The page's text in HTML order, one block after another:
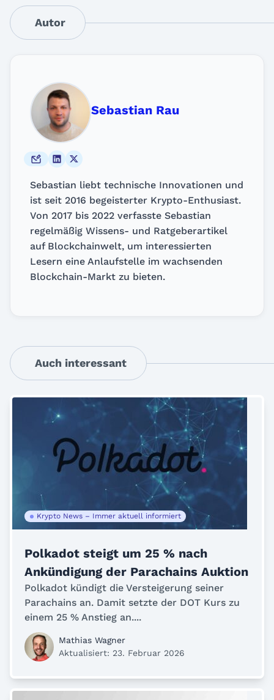
Autor
Sebastian Rau
Sebastian liebt technische Innovationen und
ist seit 2016 begeisterter Krypto-Enthusiast.
Von 2017 bis 2022 verfasste Sebastian
regelmäßig Wissens- und Ratgeberartikel
auf Blockchainwelt, um interessierten
Lesern eine Anlaufstelle im wachsenden
Blockchain-Markt zu bieten.
Auch interessant
Krypto News – Immer aktuell informiert
Polkadot steigt um 25 % nach
Ankündigung der Parachains Auktion
Polkadot kündigt die Versteigerung seiner
Parachains an. Damit setzte der DOT Kurs zu
einem 25 % Anstieg an....
Mathias Wagner
Aktualisiert: 23. Februar 2026